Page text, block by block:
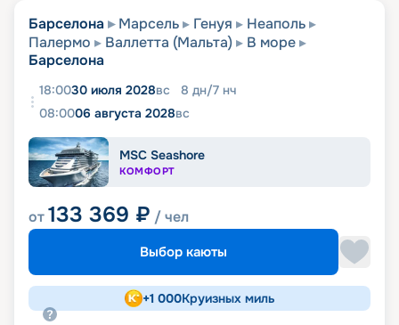
Барселона Марсель Генуя
Неаполь
Палермо
Валлетта (Мальта)
В море
Барселона
18:0030 июля 2028вс 8 дн/7 нч
08:0006 августа 2028вс
MSC Seashore
КОМФОРТ
от133 369 ₽ / чел
Выбор каюты
+1 000Круизных миль